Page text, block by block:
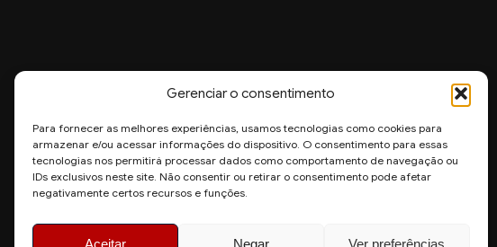
Gerenciar o consentimento
Para fornecer as melhores experiências, usamos tecnologias como cookies para
armazenar e/ou acessar informações do dispositivo. O consentimento para essas
tecnologias nos permitirá processar dados como comportamento de navegação ou
IDs exclusivos neste site. Não consentir ou retirar o consentimento pode afetar
negativamente certos recursos e funções.
Aceitar Negar Ver preferências